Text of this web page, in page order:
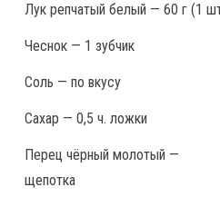
Лук репчатый белый — 60 г (1
Чеснок — 1 зубчик
Соль — по вкусу
Сахар — 0,5 ч. ложки
Перец чёрный молотый —
щепотка